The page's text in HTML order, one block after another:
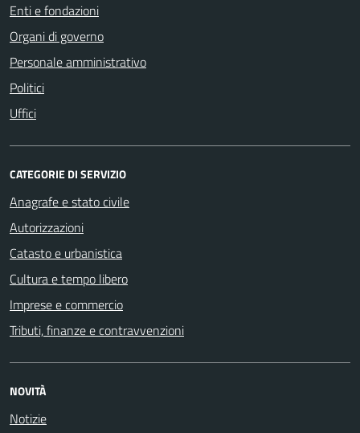
Enti e fondazioni
Organi di governo
Personale amministrativo
Politici
Uffici
CATEGORIE DI SERVIZIO
Anagrafe e stato civile
Autorizzazioni
Catasto e urbanistica
Cultura e tempo libero
Imprese e commercio
Tributi, finanze e contravvenzioni
NOVITÀ
Notizie